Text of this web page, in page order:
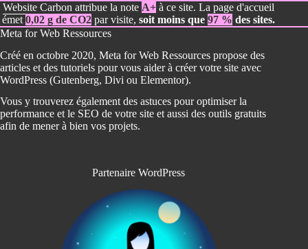
Website Carbon attribue la note A+ à ce site. La page d'accueil
émet0,02 g de CO2 par visite,soit moins que97 % des sites.
Meta for Web Ressources
Créé en octobre 2020, Meta for Web Ressources propose des
articles et des tutoriels pour vous aider à créer votre site avec
WordPress (Gutenberg, Divi ou Elementor).
Vous y trouverez également des astuces pour optimiser la
performance et le SEO de votre site et aussi des outils gratuits
afin de mener à bien vos projets.
Partenaire WordPress